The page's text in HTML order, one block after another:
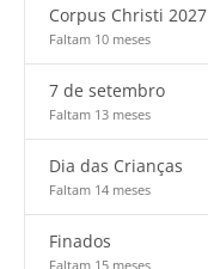
Corpus Christi 2027
Faltam 10 meses
7 de setembro
Faltam 13 meses
Dia das Crianças
Faltam 14 meses
Finados
Faltam 15 meses